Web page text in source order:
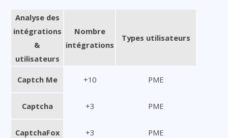
Analyse des
intégrations
&
utilisateurs
Nombre
intégrations
Types utilisateurs
Captch Me +10 PME
Captcha +3 PME
CaptchaFox +3 PME